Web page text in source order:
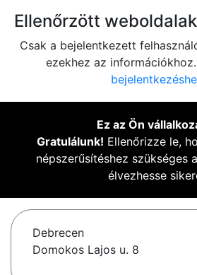
Ellenőrzött weboldalak
Csak a bejelentkezett
ezekhez az információkhoz.
Ez az Ön
Gratulálunk! Ellenőrizze le,
népszerűsítéshez szükséges
élvezhesse
Debrecen
Domokos Lajos u. 8